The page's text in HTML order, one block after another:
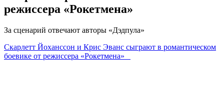
режиссера «Рокетмена»
За сценарий отвечают авторы «Дэдпула»
Скарлетт Йоханссон и Крис Эванс сыграют в романтическом
боевике от режиссера «Рокетмена»